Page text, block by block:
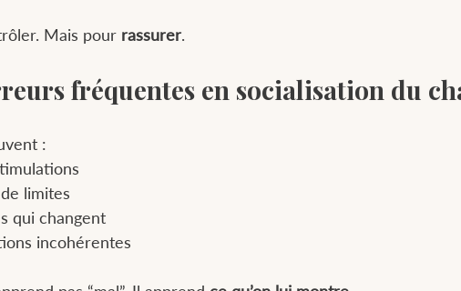
Mais pour rassurer.
fréquentes en socialisation du
:
limites
qui changent
incohérentes